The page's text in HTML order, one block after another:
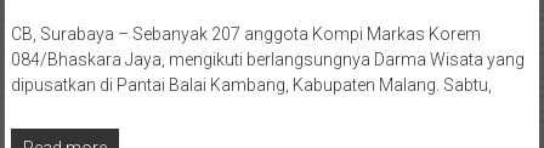
CB, Surabaya – Sebanyak 207 anggota Kompi Markas Korem
084/Bhaskara Jaya, mengikuti berlangsungnya Darma Wisata yang
dipusatkan di Pantai Balai Kambang, Kabupaten Malang. Sabtu,